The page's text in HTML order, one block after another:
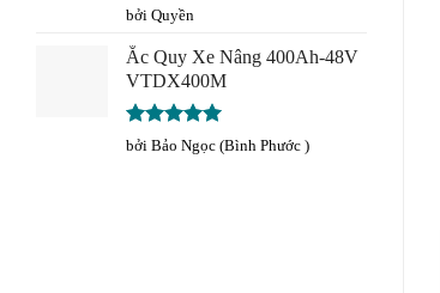
Được xếp
hạng5
sao
bởi Quyền
Ắc Quy Xe Nâng 400Ah-48V
VTDX400M
Được xếp
5
bởi Bảo Ngọc (Bình Phước )